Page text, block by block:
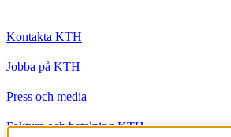
Kontakta KTH
Jobba på KTH
Press och media
Faktura och betalning KTH